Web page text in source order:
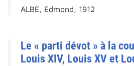
ALBE, Edmond, 1912
Le « parti dévot » à la
Louis XIV, Louis XV et